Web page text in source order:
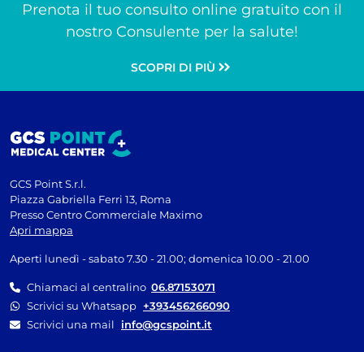
Prenota il tuo consulto online gratuito con il
nostro Consulente per la salute!
SCOPRI DI PIÙ
GCS Point S.r.l.
Piazza Gabriella Ferri 13, Roma
Presso Centro Commerciale Maximo
Apri mappa
Aperti lunedì - sabato 7.30 - 21.00; domenica 10.00 - 21.00
Chiamaci al centralino 06.87153071
Scrivici su Whatsapp +393456266090
Scrivici una mail
info@gcspoint.it